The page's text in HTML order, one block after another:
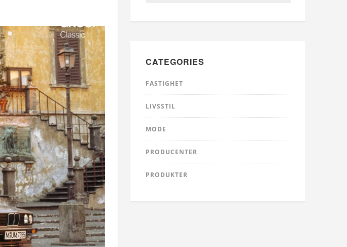
CATEGORIES
FASTIGHET
LIVSSTIL
MODE
PRODUCENTER
PRODUKTER